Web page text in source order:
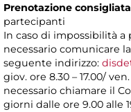
Prenotazione
partecipanti
In caso di impossibilità a
necessario comunicare
seguente indirizzo:
giov. ore 8.30 – 17.00/
necessario chiamare il
giorni dalle ore 9.00 alle